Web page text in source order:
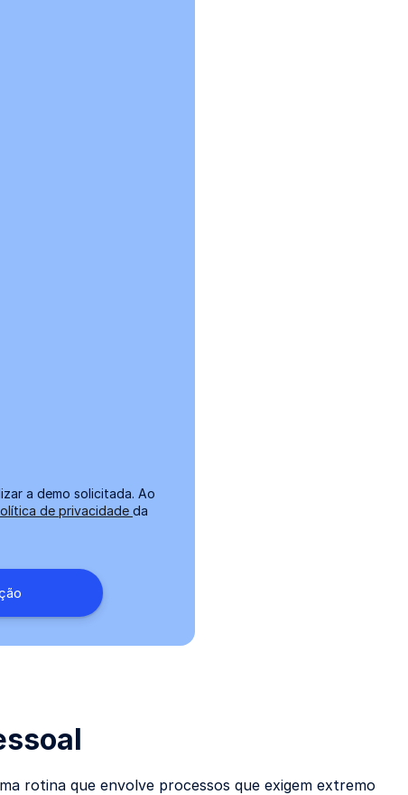
a demo solicitada. Ao
de privacidade da
rotina que envolve processos que exigem extremo